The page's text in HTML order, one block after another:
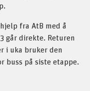
fra AtB med å
går direkte. Returen
i uka bruker den
buss på siste etappe.